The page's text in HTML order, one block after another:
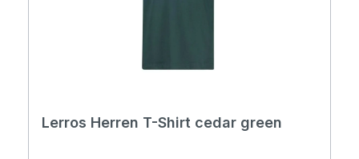
Lerros Herren T-Shirt cedar green